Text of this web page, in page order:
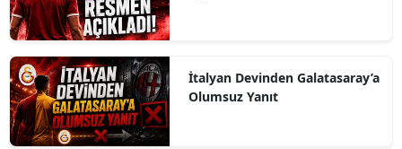
İtalyan Devinden Galatasaray’a
Olumsuz Yanıt